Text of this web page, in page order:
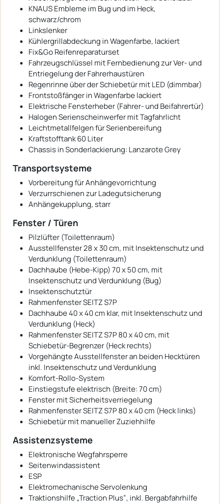
KNAUS Embleme im Bug und im Heck,
schwarz/chrom
Linkslenker
Kühlergrillabdeckung in Wagenfarbe, lackiert
Fix&Go Reifenreparaturset
Fahrzeugschlüssel mit Fernbedienung zur Ver- und
Entriegelung der Fahrerhaustüren
Regenrinne über der Schiebetür mit LED (dimmbar)
Frontstoßfänger in Wagenfarbe lackiert
Elektrische Fensterheber (Fahrer- und Beifahrertür)
Halogen Serienscheinwerfer mit Tagfahrlicht
Leichtmetallfelgen für Serienbereifung
Kraftstofftank 60 Liter
Chassis in Sonderlackierung: Lanzarote Grey
Transportsysteme
Vorbereitung für Anhängevorrichtung
Verzurrschienen zur Ladegutsicherung
Anhängekupplung, starr
Fenster / Türen
Pilzlüfter (Toilettenraum)
Ausstellfenster 28 x 30 cm, mit Insektenschutz und
Verdunklung (Toilettenraum)
Dachhaube (Hebe-Kipp) 70 x 50 cm, mit
Insektenschutz und Verdunklung (Bug)
Insektenschutztür
Rahmenfenster SEITZ S7P
Dachhaube 40 x 40 cm klar, mit Insektenschutz und
Verdunklung (Heck)
Rahmenfenster SEITZ S7P 80 x 40 cm, mit
Schiebetür-Begrenzer (Heck rechts)
Vorgehängte Ausstellfenster an beiden Hecktüren
inkl. Insektenschutz und Verdunklung
Komfort-Rollo-System
Einstiegstufe elektrisch (Breite: 70 cm)
Fenster mit Sicherheitsverriegelung
Rahmenfenster SEITZ S7P 80 x 40 cm (Heck links)
Schiebetür mit manueller Zuziehhilfe
Assistenzsysteme
Elektronische Wegfahrsperre
Seitenwindassistent
ESP
Elektromechanische Servolenkung
Traktionshilfe „Traction Plus“, inkl. Bergabfahrhilfe